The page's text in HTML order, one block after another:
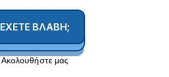
ΕΧΕΤΕ ΒΛΑΒΗ;
Ακολουθήστε μας